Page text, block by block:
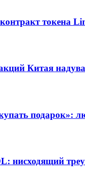
токена
Китая
подарок»:
нисходящий